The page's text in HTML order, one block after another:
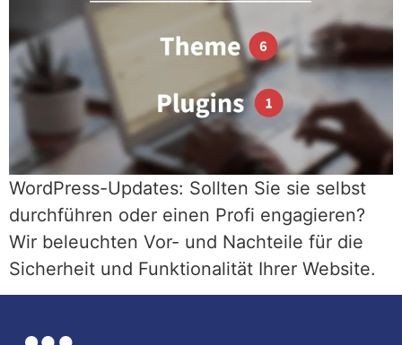
WordPress-Updates: Sollten Sie sie selbst
durchführen oder einen Profi engagieren?
Wir beleuchten Vor- und Nachteile für die
Sicherheit und Funktionalität Ihrer Website.